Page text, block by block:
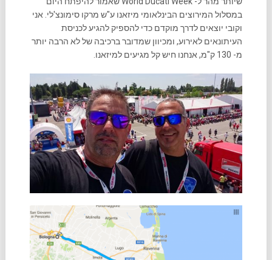
במסלול המירוצים הבינלאומי מיזאנו ע"ש מרקו סימונצ'לי. אני
וקובי יוצאים לדרך מוקדם כדי להספיק להגיע לכניסת
העיתונאים לאירוע, ומכיוון שמדובר ברכיבה של לא הרבה יותר
מ- 130 ק"מ, אנחנו חיש קל מגיעים למיזאנו.